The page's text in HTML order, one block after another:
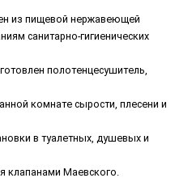
из пищевой нержавеющей
санитарно-гигиенических
полотенцесушитель,
комнате сырости, плесени и
в туалетных, душевых и
клапанами Маевского.